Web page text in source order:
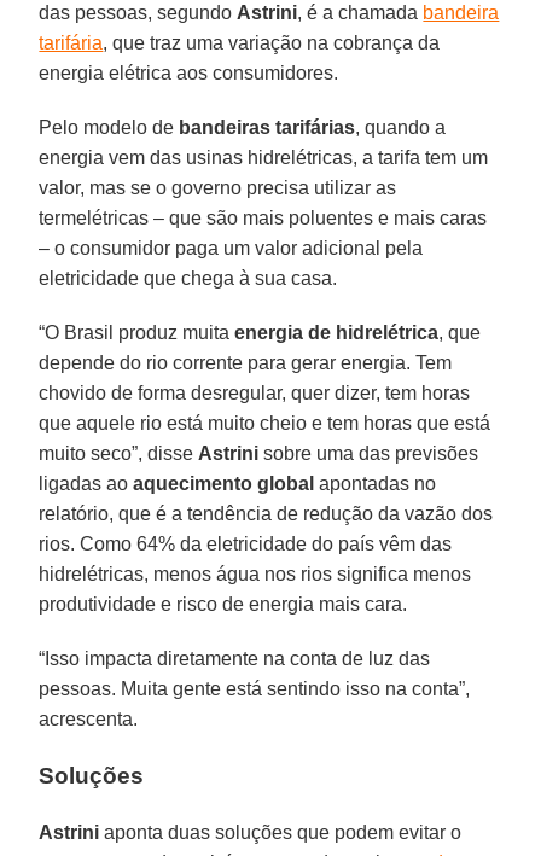
das pessoas, segundo Astrini, é a chamada bandeira
tarifária, que traz uma variação na cobrança da
energia elétrica aos consumidores.
Pelo modelo de bandeiras tarifárias, quando a
energia vem das usinas hidrelétricas, a tarifa tem um
valor, mas se o governo precisa utilizar as
termelétricas – que são mais poluentes e mais caras
– o consumidor paga um valor adicional pela
eletricidade que chega à sua casa.
“O Brasil produz muitaenergia de hidrelétrica, que
depende do rio corrente para gerar energia. Tem
chovido de forma desregular, quer dizer, tem horas
que aquele rio está muito cheio e tem horas que está
muito seco”, disse Astrini sobre uma das previsões
ligadas aoaquecimento global apontadas no
relatório, que é a tendência de redução da vazão dos
rios. Como 64% da eletricidade do país vêm das
hidrelétricas, menos água nos rios significa menos
produtividade e risco de energia mais cara.
“Isso impacta diretamente na conta de luz das
pessoas. Muita gente está sentindo isso na conta”,
acrescenta.
Soluções
Astrini aponta duas soluções que podem evitar o